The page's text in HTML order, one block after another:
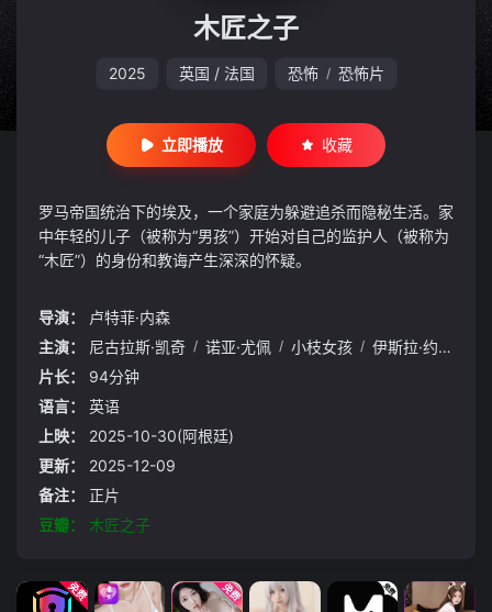
木匠之子
2025 英国 / 法国 恐怖 / 恐怖片
立即播放 收藏
罗马帝国统治下的埃及，一个家庭为躲避追杀而隐秘生活。家
中年轻的儿子（被称为“男孩”）开始对自己的监护人（被称为
“木匠”）的身份和教诲产生深深的怀疑。
导演：
卢特菲·内森
主演：
尼古拉斯·凯奇 / 诺亚·尤佩 / 小枝女孩 / 伊斯拉·约翰斯顿
片长：
94分钟
语言：
英语
上映：
2025-10-30(阿根廷)
更新：
2025-12-09
备注：
正片
豆瓣：
木匠之子